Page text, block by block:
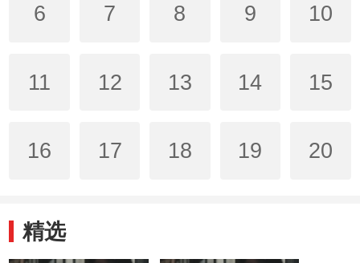
6 7 8 9 10
11 12 13 14 15
16 17 18 19 20
精选